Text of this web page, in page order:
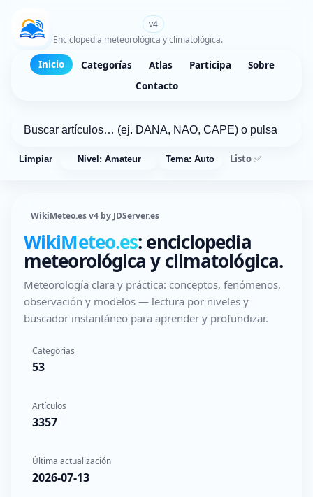
v4
Enciclopedia meteorológica y climatológica.
Inicio Categorías Atlas Participa
Sobre
Contacto
Limpiar Nivel: Amateur Tema: Auto Listo ✅
WikiMeteo.es v4 by JDServer.es
WikiMeteo.es: enciclopedia
meteorológica y climatológica.
Meteorología clara y práctica: conceptos, fenómenos,
observación y modelos — lectura por niveles y
buscador instantáneo para aprender y profundizar.
Categorías
53
Artículos
3357
Última actualización
2026-07-13